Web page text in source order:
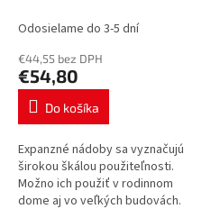
V18Z
Odosielame do 3-5 dní
€44,55 bez DPH
€54,80
Do košíka
Expanzné nádoby sa vyznačujú
širokou škálou použiteľnosti.
Možno ich použiť v rodinnom
dome aj vo veľkých budovách.